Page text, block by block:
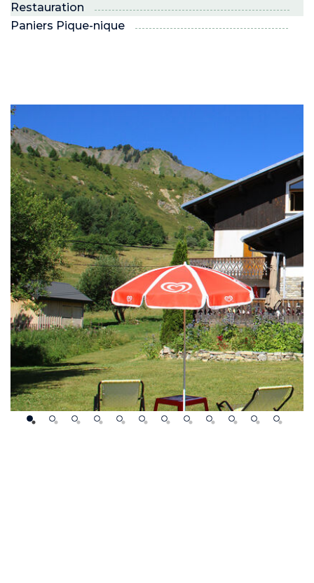
NORDIC
Nordic
son espace !”
?
ET
Restauration
Paniers Pique-nique